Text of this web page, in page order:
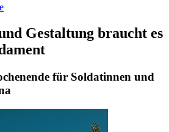
Gestaltung braucht es
für Soldatinnen und